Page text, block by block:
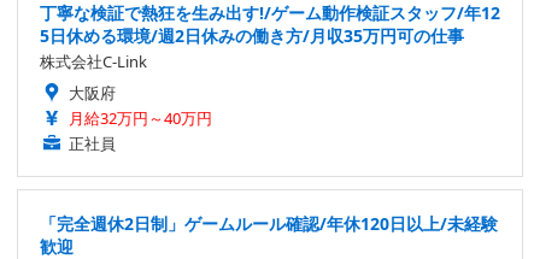
丁寧な検証で熱狂を生み出す!/ゲーム動作検証スタッフ/年12
5日休める環境/週2日休みの働き方/月収35万円可の仕事
株式会社C-Link
大阪府
月給32万円～40万円
正社員
「完全週休2日制」ゲームルール確認/年休120日以上/未経験
歓迎